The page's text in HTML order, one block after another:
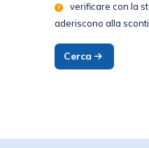
verificare con la
aderiscono alla
Cerca